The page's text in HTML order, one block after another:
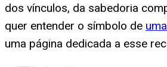
dos vínculos, da sabedoria
quer entender o símbolo de
uma página dedicada a esse